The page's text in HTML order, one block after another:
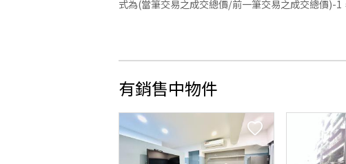
式為(當筆交易之成交總價/前一筆交易之成交總價)-
有銷售中物件